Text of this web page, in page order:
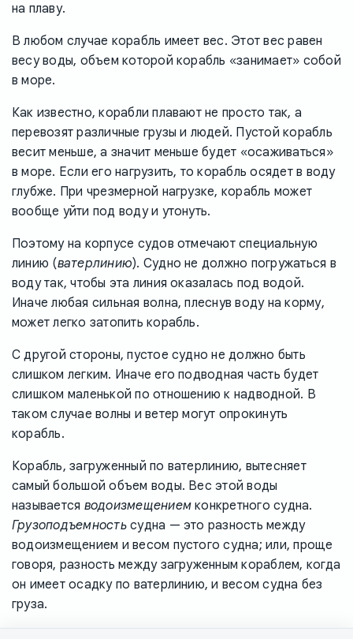
на плаву.
В любом случае корабль имеет вес. Этот вес равен
весу воды, объем которой корабль «занимает» собой
в море.
Как известно, корабли плавают не просто так, а
перевозят различные грузы и людей. Пустой корабль
весит меньше, а значит меньше будет «осаживаться»
в море. Если его нагрузить, то корабль осядет в воду
глубже. При чрезмерной нагрузке, корабль может
вообще уйти под воду и утонуть.
Поэтому на корпусе судов отмечают специальную
линию (ватерлинию). Судно не должно погружаться в
воду так, чтобы эта линия оказалась под водой.
Иначе любая сильная волна, плеснув воду на корму,
может легко затопить корабль.
С другой стороны, пустое судно не должно быть
слишком легким. Иначе его подводная часть будет
слишком маленькой по отношению к надводной. В
таком случае волны и ветер могут опрокинуть
корабль.
Корабль, загруженный по ватерлинию, вытесняет
самый большой объем воды. Вес этой воды
называется водоизмещением конкретного судна.
Грузоподъемностьсудна — это разность между
водоизмещением и весом пустого судна; или, проще
говоря, разность между загруженным кораблем, когда
он имеет осадку по ватерлинию, и весом судна без
груза.